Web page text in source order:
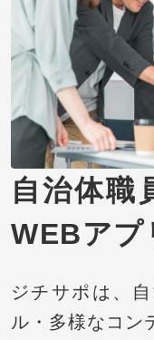
自治体職
WEBアプ
ジチサポは、
ル・多様なコン